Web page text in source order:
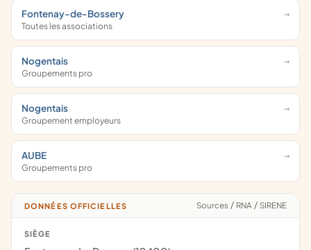
Fontenay-de-Bossery
Toutes les associations
Nogentais
Groupements pro
Nogentais
Groupement employeurs
AUBE
Groupements pro
DONNÉES OFFICIELLES Sources / RNA / SIRENE
SIÈGE